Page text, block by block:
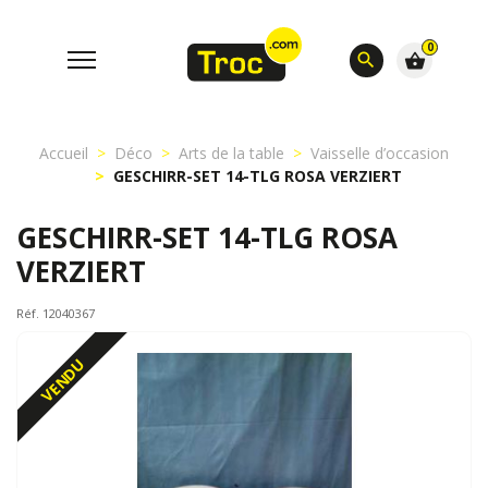
search
0
shopping_basket
Accueil Déco Arts de la table
Vaisselle d’occasion
GESCHIRR-SET 14-TLG ROSA VERZIERT
GESCHIRR-SET 14-TLG ROSA
VERZIERT
Réf. 12040367
VENDU